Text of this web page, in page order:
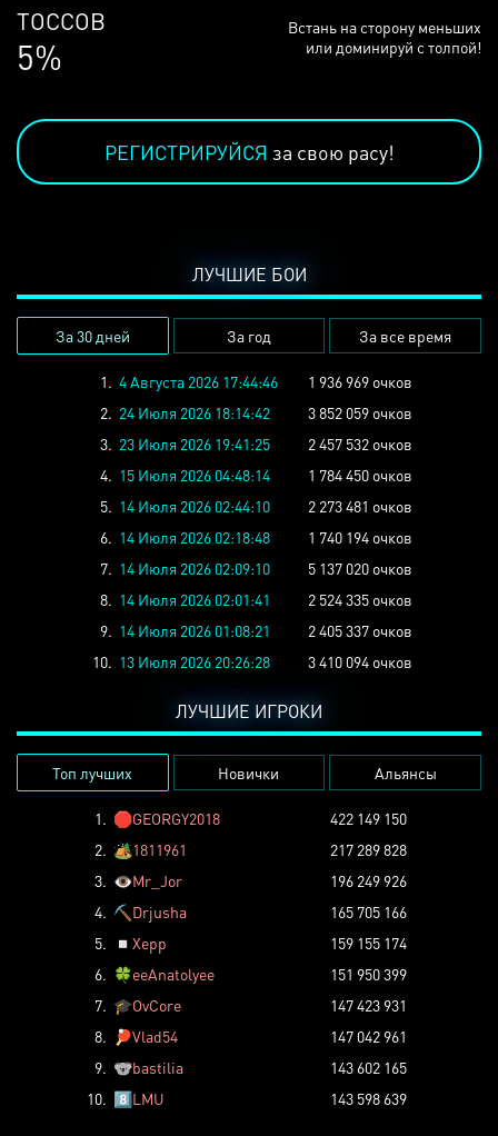
ЛЮДЕЙ
68%
Встань на сторону меньших
или доминируй с толпой!
РЕГИСТРИРУЙСЯ за свою расу!
ЛУЧШИЕ БОИ
За 30 дней За год За все время
1. 4 Августа 2026 17:44:46
1 936 969 очков
2. 24 Июля 2026 18:14:42
3 852 059 очков
3. 23 Июля 2026 19:41:25
2 457 532 очков
4. 15 Июля 2026 04:48:14
1 784 450 очков
5. 14 Июля 2026 02:44:10
2 273 481 очков
6. 14 Июля 2026 02:18:48
1 740 194 очков
7. 14 Июля 2026 02:09:10
5 137 020 очков
8. 14 Июля 2026 02:01:41
2 524 335 очков
9. 14 Июля 2026 01:08:21
2 405 337 очков
10. 13 Июля 2026 20:26:28 3 410 094 очков
ЛУЧШИЕ ИГРОКИ
Топ лучших Новички Альянсы
1. 🛑GEORGY2018
422 149 150
2. 🏕️1811961
217 289 828
3. 👁️Mr_Jor
196 249 926
4. ⛏️ Drjusha
165 705 166
5.
◽ Xepp
159 155 174
6. 🍀eeAnatolyee
151 950 399
7. 🎓OvCore
147 423 931
8.
🏓Vlad54
147 042 961
9. 🐨bastilia
143 602 165
10. 8️⃣LMU 143 598 639